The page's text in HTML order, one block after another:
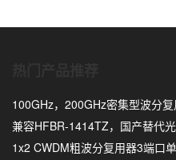
100GHz，200GHz密集型波分
兼容HFBR-1414TZ，国产替代
1x2 CWDM粗波分复用器3端口